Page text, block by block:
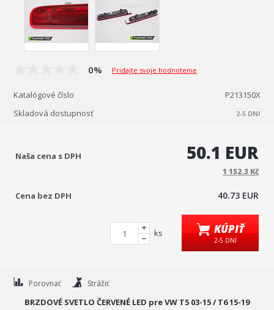
0% Pridajte svoje hodnotenie
Katalógové číslo
P213150X
Skladová dostupnosť
2-5 DNI
Naša cena s DPH 50.1 EUR
1 152.3 Kč
Cena bez DPH 40.73 EUR
ks KÚPIŤ
2-5 DNI
Porovnať Strážiť
BRZDOVÉ SVETLO ČERVENÉ LED pre VW T5 03-15 / T6 15-19